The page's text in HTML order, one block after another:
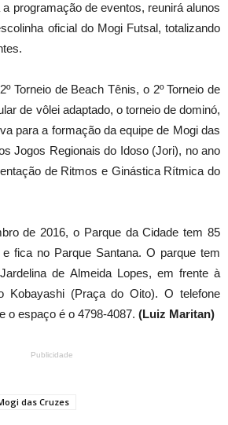
programação de eventos, reunirá alunos
oficial do Mogi Futsal, totalizando
Torneio de Beach Tênis, o 2º Torneio de
de vôlei adaptado, o torneio de dominó,
para a formação da equipe de Mogi das
Jogos Regionais do Idoso (Jori), no ano
de Ritmos e Ginástica Rítmica do
de 2016, o Parque da Cidade tem 85
fica no Parque Santana. O parque tem
de Almeida Lopes, em frente à
Kobayashi (Praça do Oito). O telefone
o espaço é o 4798-4087. (Luiz Maritan)
Publicidade
das Cruzes